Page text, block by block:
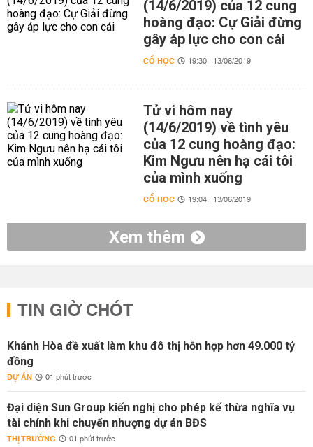
(14/6/2019) của 12 cung
hoàng đạo: Cự Giải đừng
gây áp lực cho con cái
CỔ HỌC 19:30 | 13/06/2019
Tử vi hôm nay
(14/6/2019) về tình yêu
của 12 cung hoàng đạo:
Kim Ngưu nên hạ cái tôi
của mình xuống
CỔ HỌC 19:04 | 13/06/2019
Xem thêm
TIN GIỜ CHÓT
Khánh Hòa đề xuất làm khu đô thị hỗn hợp hơn 49.000 tỷ
đồng
DỰ ÁN 01 phút trước
Đại diện Sun Group kiến nghị cho phép kế thừa nghĩa vụ
tài chính khi chuyển nhượng dự án BĐS
THỊ TRƯỜNG 01 phút trước